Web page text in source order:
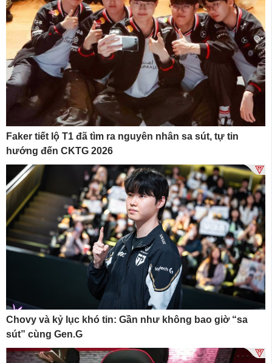
Faker tiết lộ T1 đã tìm ra nguyên nhân sa sút, tự tin
hướng đến CKTG 2026
Chovy và kỷ lục khó tin: Gần như không bao giờ “sa
sút” cùng Gen.G